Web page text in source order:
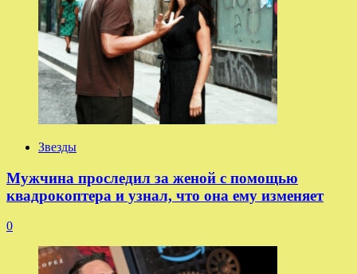
Звезды
Мужчина проследил за женой с помощью
квадрокоптера и узнал, что она ему изменяет
0